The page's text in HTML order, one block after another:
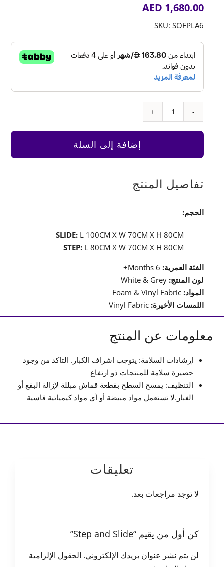
AED 1,680.00
SKU: SOFPLA6
كمية
Step
إضافة إلى السلة
تفاصيل المنتج
الحجم:
SLIDE:L 100CM X W 70CM X H 80CM
STEP:L 80CM X W 70CM X H 80CM
الفئة العمرية:
لون المنتج: White & Grey
المواد: Foam & Vinyl Fabric
اللمسات الأخيرة: Vinyl Fabric
معلومات عن المنتج
إرشادات السلامة: يتوجب اشراف الكبار. التاكد من وجود
حصيرة سلامة للمنتجات ذو ارتفاع
التنظيف: يمسح السطح بقطعة قماش مبللة لإزالة البقع أو
الغبار.لا تستعمل مواد مبيضة أو أي مواد كيميائية قاسية
تعليقات
لا توجد مراجعات بعد.
كن أول من يقيم “Step and Slide”
لن يتم نشر عنوان بريدك الإلكتروني. الحقول الإلزامية